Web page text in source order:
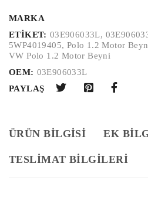
MARKA
ETIKET: 03E906033L,
5WP4019405, Polo 1.2 Motor
VW Polo 1.2 Motor Beyni
OEM: 03E906033L
PAYLAŞ
ÜRÜN BILGISI EK
TESLİMAT BİLGİLERİ